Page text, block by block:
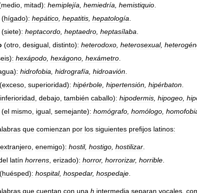
medio mitad): hemiplejía hemiedría hemistiquio
(hígado): hepático hepatitis hepatología
(siete): heptacordo heptaedro heptasílaba
(otro desigual distinto): heterodoxo heterosexual,
): hexápodo hexágono hexámetro
): hidrofobia hidrografía hidroavión
exceso superioridad): hipérbole hipertensión hipérbaton
inferioridad debajo también caballo): hipodermis hipogeo
(el mismo igual semejante): homógrafo homólogo
que comienzan por los siguientes prefijos latinos:
extranjero enemigo): hostil, hostigo hostilizar
latín horrens erizado): horror, horrorizar, horrible
(huésped): hospital, hospedar, hospedaje
que cuentan con una h intermedia separan vocales